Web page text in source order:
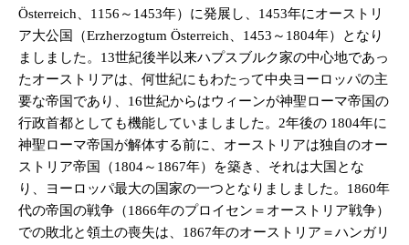
Österreich、1156～1453年）に発展し、1453年にオーストリ
ア大公国（Erzherzogtum Österreich、1453～1804年）となり
ましました。13世紀後半以来ハプスブルク家の中心地であっ
たオーストリアは、何世紀にもわたって中央ヨーロッパの主
要な帝国であり、16世紀からはウィーンが神聖ローマ帝国の
行政首都としても機能していましました。2年後の 1804年に
神聖ローマ帝国が解体する前に、オーストリアは独自のオー
ストリア帝国（1804～1867年）を築き、それは大国とな
り、ヨーロッパ最大の国家の一つとなりましました。1860年
代の帝国の戦争（1866年のプロイセン＝オーストリア戦争）
での敗北と領土の喪失は、1867年のオーストリア＝ハンガリ